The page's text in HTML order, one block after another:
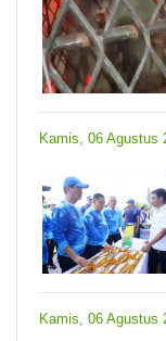
Kamis, 06 Agustus
Kamis, 06 Agustus